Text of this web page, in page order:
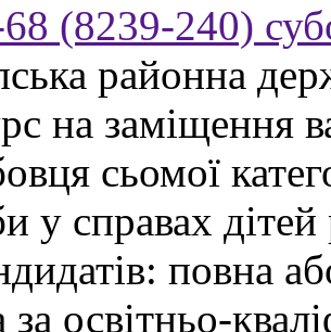
(8239-240)
районна
на заміщення
сьомої
у справах
повна
за освітньо-